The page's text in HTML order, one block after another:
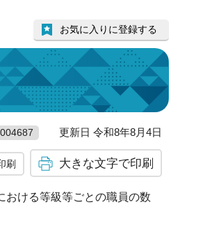
お気に入りに登録する
更新日 令和8年8月4日
刷 大きな文字で印刷
おける等級等ごとの職員の数